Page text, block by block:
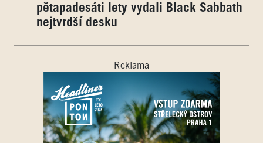
pětapadesáti lety vydali Black Sabbath
nejtvrdší desku
Reklama